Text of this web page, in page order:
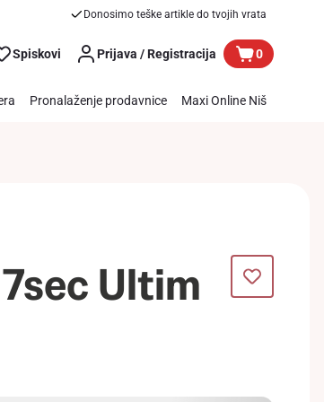
Donosimo teške artikle do tvojih vrata
Spiskovi Prijava / Registracija 0
Pronalaženje prodavnice Maxi Online Niš
Ultim